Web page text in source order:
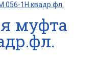
056-1Н квадр.фл.
муфта